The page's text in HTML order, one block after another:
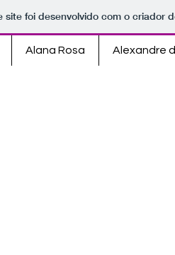
site foi desenvolvido com o criador
Alana Rosa Alexandre